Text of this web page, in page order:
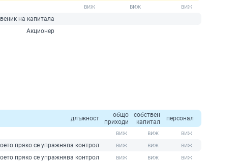
на капитала
Акционер
длъжност
общо
приходи
собствен
капитал
персонал
пряко се упражнява контрол
пряко се упражнява контрол